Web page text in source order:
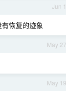
Jun 1
恢复的迹象
May 27
May 19